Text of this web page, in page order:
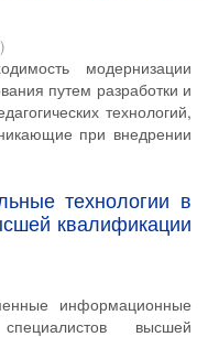
)
модернизации
путем разработки и
технологий,
при внедрении
технологии в
квалификации
информационные
высшей